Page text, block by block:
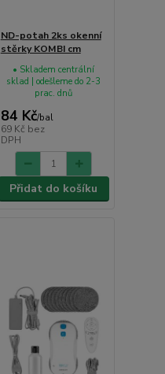
ND-potah 2ks okenní
stěrky KOMBI cm
84 Kč/bal
69 Kč bez
DPH
• Skladem centrální
sklad | odešleme do 2-3
prac. dnů
Přidat do košíku